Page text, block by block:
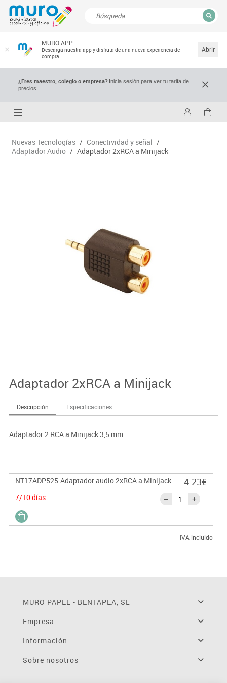
MURO APP
Descarga nuestra app y disfruta de una nueva experiencia de
compra.
Abrir
¿Eres maestro, colegio o empresa?Inicia sesión para ver tu tarifa de
precios.
Nuevas Tecnologías / Conectividad y señal /
Adaptador Audio / Adaptador 2xRCA a Minijack
Adaptador 2xRCA a Minijack
Descripción Especificaciones
Adaptador 2 RCA a Minijack 3,5 mm.
NT17ADP525 Adaptador audio 2xRCA a Minijack
7/10 días
4.23€
IVA incluido
MURO PAPEL - BENTAPEA, SL
Empresa
Información
Sobre nosotros